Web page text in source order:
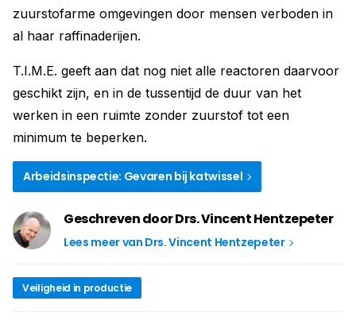
zuurstofarme omgevingen door mensen verboden in
al haar raffinaderijen.
T.I.M.E. geeft aan dat nog niet alle reactoren daarvoor
geschikt zijn, en in de tussentijd de duur van het
werken in een ruimte zonder zuurstof tot een
minimum te beperken.
Arbeidsinspectie: Gevaren bij katwissel
Geschreven door Drs. Vincent Hentzepeter
Lees meer van Drs. Vincent Hentzepeter
Veiligheid in productie